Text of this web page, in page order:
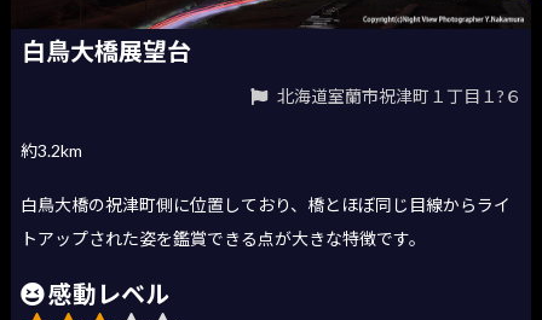
白鳥大橋展望台
北海道室蘭市祝津町１丁目１?６
約3.2km
白鳥大橋の祝津町側に位置しており、橋とほぼ同じ目線からライ
トアップされた姿を鑑賞できる点が大きな特徴です。
感動レベル